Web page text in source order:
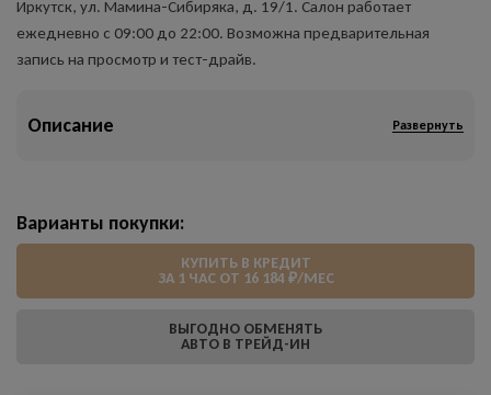
Иркутск, ул. Мамина-Сибиряка, д. 19/1. Салон работает
ежедневно с 09:00 до 22:00. Возможна предварительная
запись на просмотр и тест-драйв.
Описание Развернуть
Варианты покупки:
КУПИТЬ В КРЕДИТ
ЗА 1 ЧАС ОТ 16 184 ₽/МЕС
ВЫГОДНО ОБМЕНЯТЬ
АВТО В ТРЕЙД-ИН